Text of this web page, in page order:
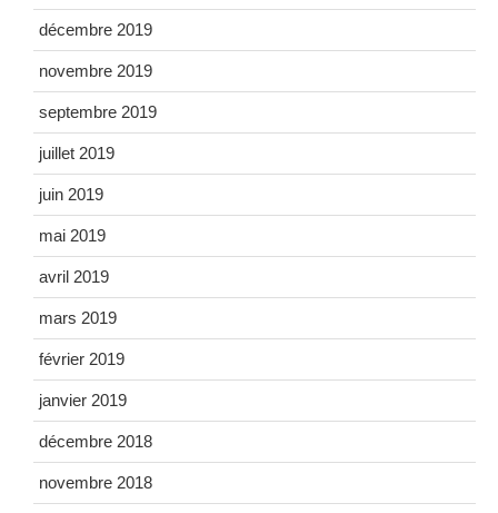
décembre 2019
novembre 2019
septembre 2019
juillet 2019
juin 2019
mai 2019
avril 2019
mars 2019
février 2019
janvier 2019
décembre 2018
novembre 2018